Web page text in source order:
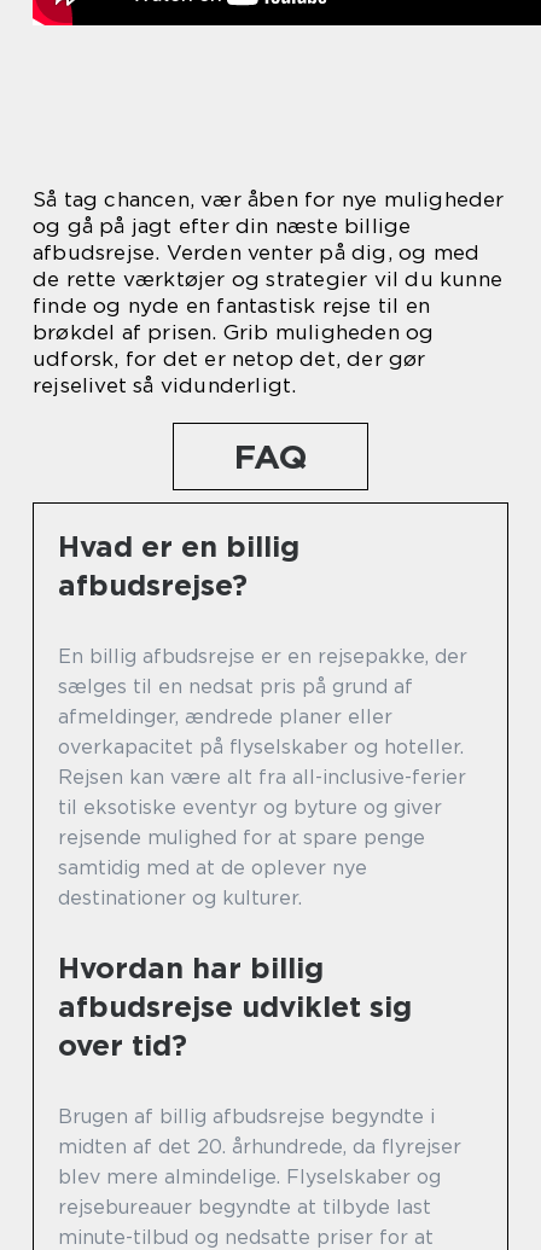
Så tag chancen, vær åben for nye muligheder
og gå på jagt efter din næste billige
afbudsrejse. Verden venter på dig, og med
de rette værktøjer og strategier vil du kunne
finde og nyde en fantastisk rejse til en
brøkdel af prisen. Grib muligheden og
udforsk, for det er netop det, der gør
rejselivet så vidunderligt.
FAQ
Hvad er en billig
afbudsrejse?
En billig afbudsrejse er en rejsepakke, der
sælges til en nedsat pris på grund af
afmeldinger, ændrede planer eller
overkapacitet på flyselskaber og hoteller.
Rejsen kan være alt fra all-inclusive-ferier
til eksotiske eventyr og byture og giver
rejsende mulighed for at spare penge
samtidig med at de oplever nye
destinationer og kulturer.
Hvordan har billig
afbudsrejse udviklet sig
over tid?
Brugen af billig afbudsrejse begyndte i
midten af det 20. århundrede, da flyrejser
blev mere almindelige. Flyselskaber og
rejsebureauer begyndte at tilbyde last
minute-tilbud og nedsatte priser for at